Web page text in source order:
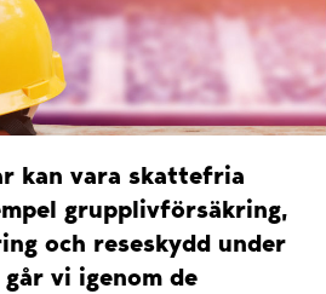
kan vara skattefria
grupplivförsäkring,
och reseskydd under
vi igenom de